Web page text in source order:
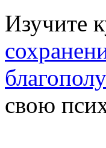
Изучите
свою